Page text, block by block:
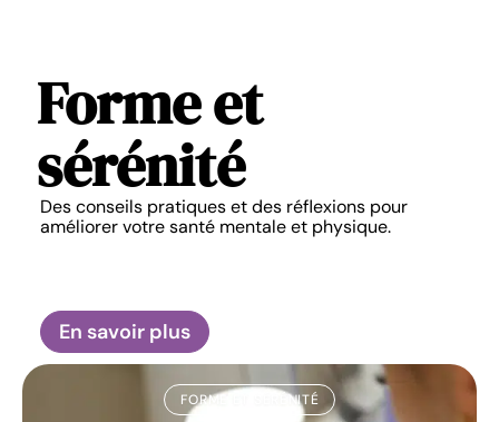
FORME ET SÉRÉNITÉ
Forme et
sérénité
Des conseils pratiques et des réflexions pour
améliorer votre santé mentale et physique.
En savoir plus